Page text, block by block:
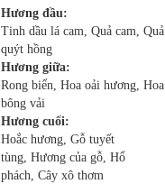
Hương đầu:
Tinh dầu lá cam, Quả cam, Quả
quýt hồng
Hương giữa:
Rong biển, Hoa oải hương, Hoa
bông vải
Hương cuối:
Hoắc hương, Gỗ tuyết
tùng, Hương của gỗ, Hổ
phách, Cây xô thơm